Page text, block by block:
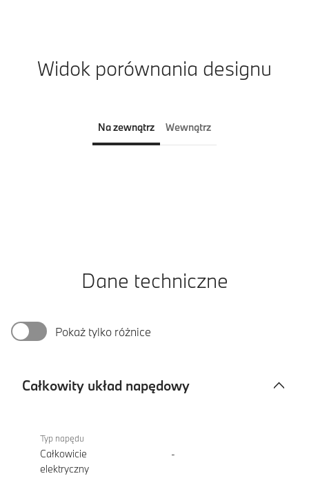
Widok porównania designu
Na zewnątrz Wewnątrz
Dane techniczne
Pokaż tylko różnice
Całkowity układ napędowy
układ
napędowy
xDrive60
Typ napędu
Całkowicie
elektryczny
-